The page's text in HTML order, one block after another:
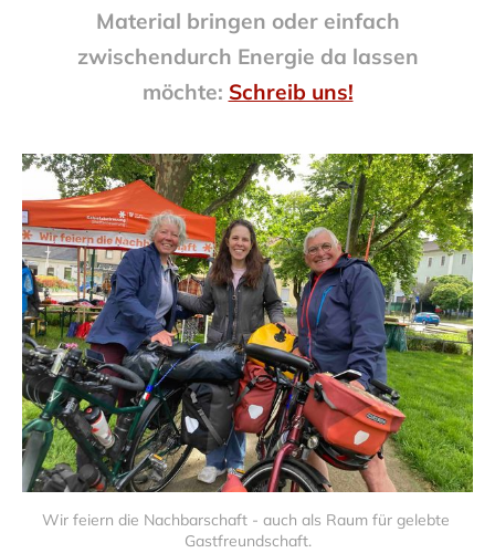
Material bringen oder einfach
zwischendurch Energie da lassen
möchte: Schreib uns!
Wir feiern die Nachbarschaft - auch als Raum für gelebte
Gastfreundschaft.